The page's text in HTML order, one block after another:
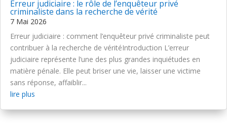
Erreur judiciaire : le rôle de l’enquêteur privé
criminaliste dans la recherche de vérité
7 Mai 2026
Erreur judiciaire : comment l’enquêteur privé criminaliste peut
contribuer à la recherche de véritéIntroduction L’erreur
judiciaire représente l’une des plus grandes inquiétudes en
matière pénale. Elle peut briser une vie, laisser une victime
sans réponse, affaiblir...
lire plus